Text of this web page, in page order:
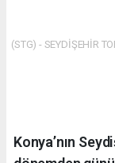
(STG) - SEYDİŞEHİR
Konya’nın